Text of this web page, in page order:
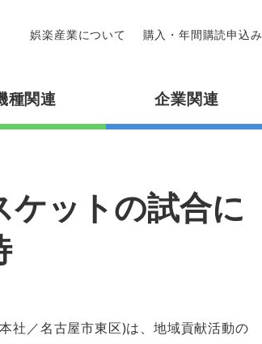
娯楽産業について 購入・年間購読申込み
種関連 企業関連
ットの試合に
社／名古屋市東区)は、地域貢献活動の